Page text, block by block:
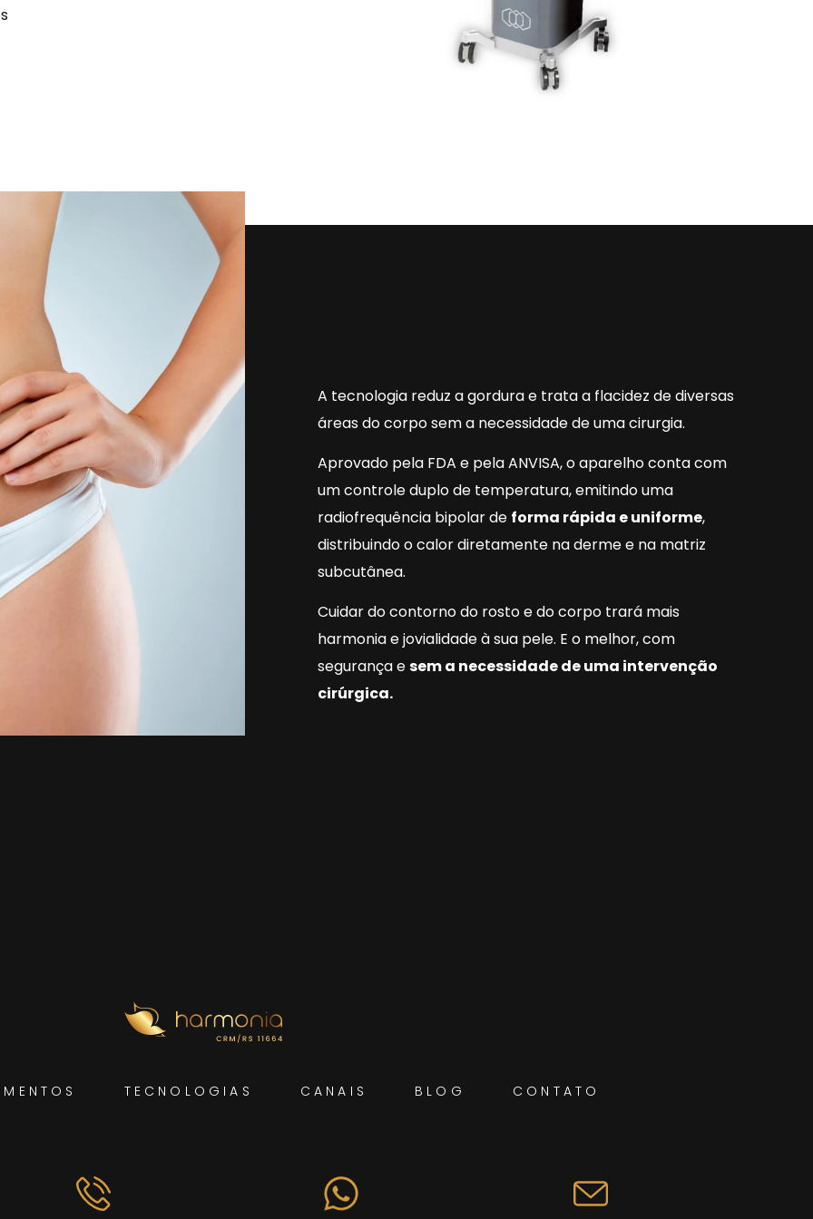
A tecnologia reduz a gordura e trata a flacidez de diversas
áreas do corpo sem a necessidade de uma cirurgia.
Aprovado pela FDA e pela ANVISA, o aparelho conta com
um controle duplo de temperatura, emitindo uma
radiofrequência bipolar de forma rápida e uniforme,
distribuindo o calor diretamente na derme e na matriz
subcutânea.
Cuidar do contorno do rosto e do corpo trará mais
harmonia e jovialidade à sua pele. E o melhor, com
segurança esem a necessidade de uma intervenção
cirúrgica.
TECNOLOGIAS CANAIS BLOG CONTATO